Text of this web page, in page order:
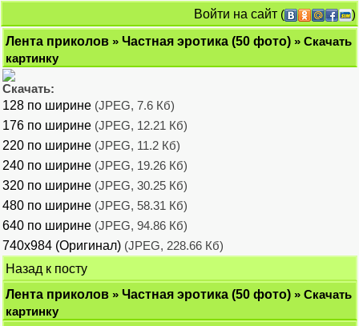
Войти на сайт (
)
Лента приколов » Частная эротика (50 фото) » Скачать
картинку
Скачать:
128 по ширине (JPEG, 7.6 Кб)
176 по ширине (JPEG, 12.21 Кб)
220 по ширине (JPEG, 11.2 Кб)
240 по ширине (JPEG, 19.26 Кб)
320 по ширине (JPEG, 30.25 Кб)
480 по ширине (JPEG, 58.31 Кб)
640 по ширине (JPEG, 94.86 Кб)
740x984 (Оригинал) (JPEG, 228.66 Кб)
Назад к посту
Лента приколов » Частная эротика (50 фото) » Скачать
картинку